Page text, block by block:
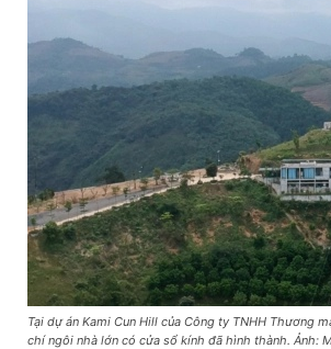
Tại dự án Kami Cun Hill của Công ty TNHH Thương
chí ngôi nhà lớn có cửa sổ kính đã hình thành. Ảnh: